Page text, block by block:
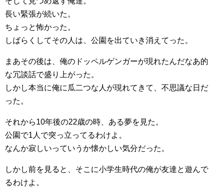
長い緊張が続いた。
ちょっと怖かった。
しばらくしてその人は、公園を出ていき消えてった。
まあその後は、俺のドッペルゲンガーが現れたんだなあ的
な冗談話で盛り上がった。
しかし本当に俺に瓜二つな人が現れてきて、不思議な日だ
った。
それから10年後の22歳の時、ある夢を見た。
公園で1人で突っ立ってるわけよ。
なんか寂しいっていうか懐かしい気分だった。
しかし前を見ると、そこに小学生時代の俺が友達と遊んで
るわけよ。